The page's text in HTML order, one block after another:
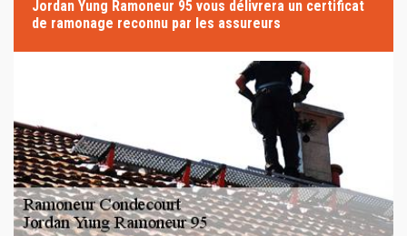
Jordan Yung Ramoneur 95 vous délivrera un certificat
de ramonage reconnu par les assureurs